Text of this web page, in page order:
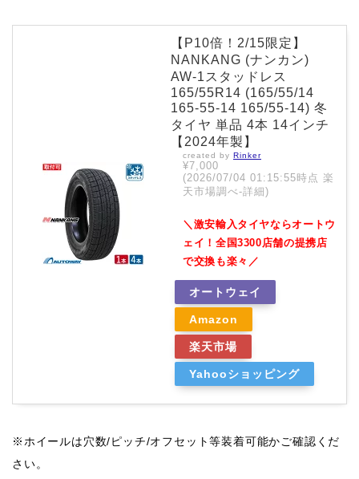
【P10倍！2/15限定】
NANKANG (ナンカン)
AW-1スタッドレス
165/55R14 (165/55/14
165-55-14 165/55-14) 冬
タイヤ 単品 4本 14インチ
【2024年製】
created by Rinker
¥7,000
(2026/07/04 01:15:55時点 楽
天市場調べ-詳細)
＼激安輸入タイヤならオートウ
ェイ！全国3300店舗の提携店
で交換も楽々／
オートウェイ
Amazon
楽天市場
Yahooショッピング
※ホイールは穴数/ピッチ/オフセット等装着可能かご確認くだ
さい。